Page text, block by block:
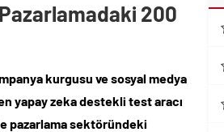
Faydalanıyor
200
kurgusu ve sosyal medya
yapay zeka destekli test aracı
pazarlama sektöründeki